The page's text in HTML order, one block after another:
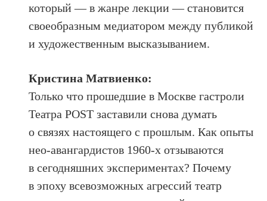
который — в жанре лекции — становится
своеобразным медиатором между публикой
и художественным высказыванием.
Кристина Матвиенко:
Только что прошедшие в Москве гастроли
Театра POST заставили снова думать
о связях настоящего с прошлым. Как опыты
нео-авангардистов 1960-х отзываются
в сегодняшних экспериментах? Почему
в эпоху всевозможных агрессий театр